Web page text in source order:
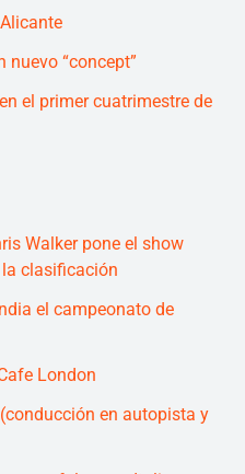
nuevo “concept”
el primer cuatrimestre de
Walker pone el show
clasificación
el campeonato de
London
en autopista y